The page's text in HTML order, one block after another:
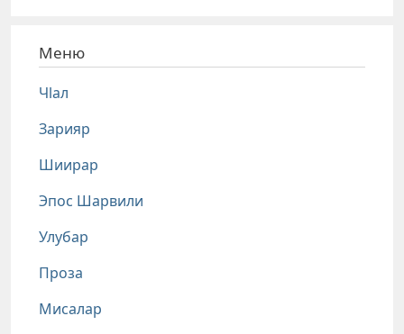
Меню
Чlал
Зарияр
Шиирар
Эпос Шарвили
Улубар
Проза
Мисалар